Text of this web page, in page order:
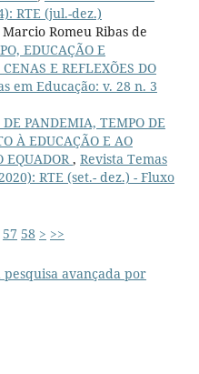
RTE (jul.-dez.)
Romeu Ribas de
EDUCAÇÃO E
E REFLEXÕES DO
em Educação: v. 28 n. 3
DE PANDEMIA, TEMPO DE
À EDUCAÇÃO E AO
EQUADOR, Revista Temas
RTE (set.- dez.) - Fluxo
57 58 > >>
avançada por